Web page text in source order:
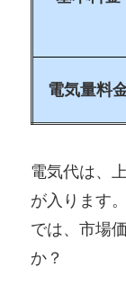
電気量料
電気代は、
が入ります。
では、市場
か？